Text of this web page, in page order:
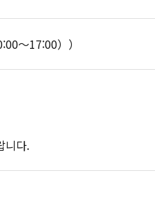
～17:00））
니다.